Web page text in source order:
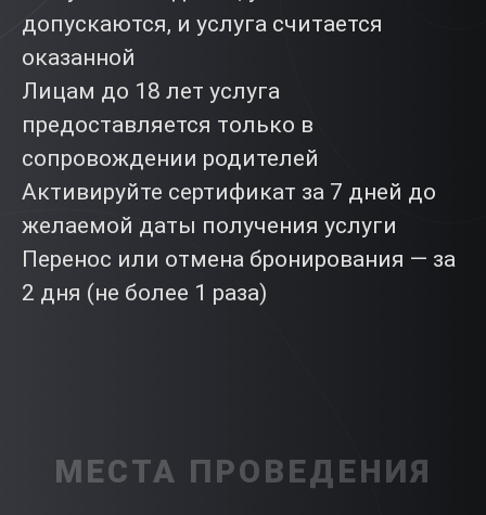
допускаются, и услуга считается
оказанной
Лицам до 18 лет услуга
предоставляется только в
сопровождении родителей
Активируйте сертификат за 7 дней до
желаемой даты получения услуги
Перенос или отмена бронирования — за
2 дня (не более 1 раза)
МЕСТА ПРОВЕДЕНИЯ